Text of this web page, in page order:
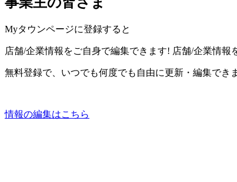
Myタウンページに登録すると
店舗/企業情報をご自身で編集できます! 店舗/企業情報
無料登録で、いつでも何度でも自由に更新・編集でき
情報の編集はこちら